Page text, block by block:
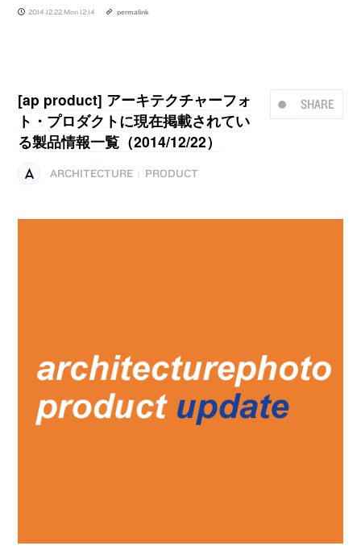
2014.12.22 Mon 12:14 permalink
SHARE
[ap product] アーキテクチャーフォ
ト・プロダクトに現在掲載されてい
る製品情報一覧（2014/12/22）
ARCHITECTURE PRODUCT